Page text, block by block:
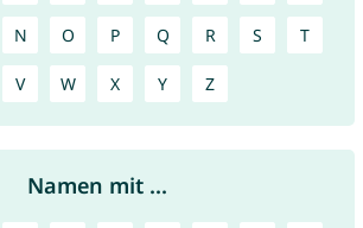
N O P Q R S T
V W X Y Z
Namen mit ...